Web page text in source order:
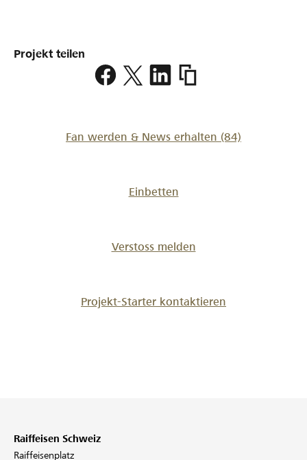
Projekt teilen
https://
led-
Fan werden & News erhalten (84)
Einbetten
Verstoss melden
Projekt-Starter kontaktieren
Raiffeisen Schweiz
Raiffeisenplatz